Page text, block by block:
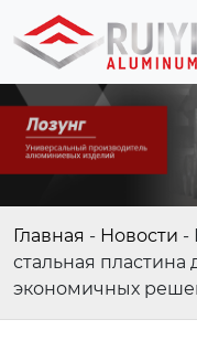
Главная - Новости -
стальная пластина
экономичных